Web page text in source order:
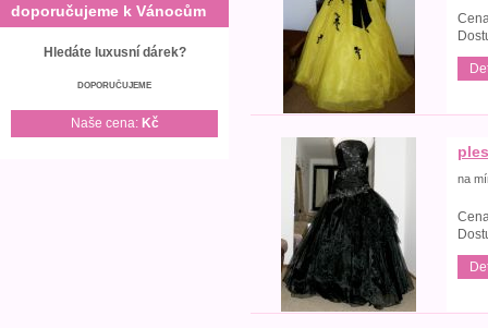
doporučujeme k Vánocům
Hledáte luxusní dárek?
DOPORUČUJEME
Naše cena: Kč
na